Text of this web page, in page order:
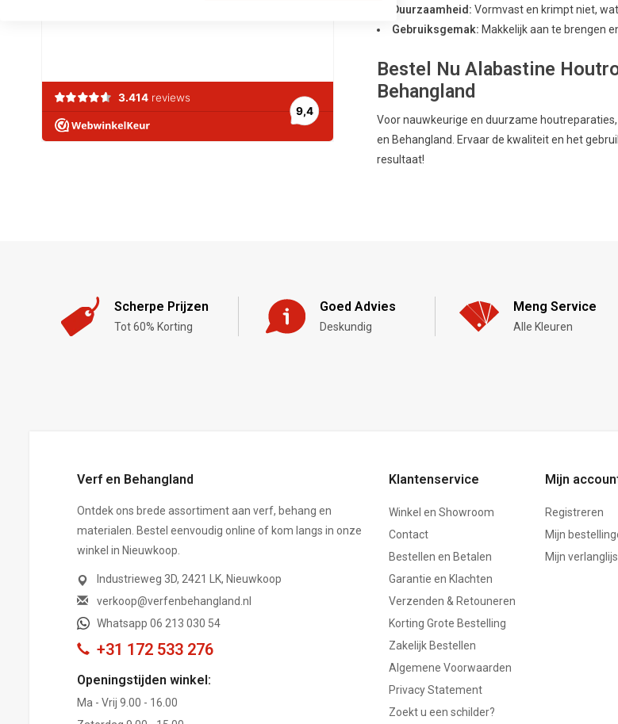
Duurzaamheid: Vormvast en krimpt niet,
Gebruiksgemak: Makkelijk aan te brengen
Bestel Nu Alabastine
Behangland
Voor nauwkeurige en duurzame
en Behangland. Ervaar de kwaliteit en het
resultaat!
Scherpe Prijzen
Tot 60% Korting
Goed Advies
Deskundig
Meng Service
Alle Kleuren
Verf en Behangland
Ontdek ons brede assortiment aan verf, behang en
materialen. Bestel eenvoudig online of kom langs in onze
winkel in Nieuwkoop.
Industrieweg 3D, 2421 LK, Nieuwkoop
verkoop@verfenbehangland.nl
Whatsapp 06 213 030 54
+31 172 533 276
Openingstijden winkel:
Ma - Vrij 9.00 - 16.00
Klantenservice
Winkel en Showroom
Contact
Bestellen en Betalen
Garantie en Klachten
Verzenden & Retouneren
Korting Grote Bestelling
Zakelijk Bestellen
Algemene Voorwaarden
Privacy Statement
Zoekt u een schilder?
Mijn
Registreren
Mijn
Mijn